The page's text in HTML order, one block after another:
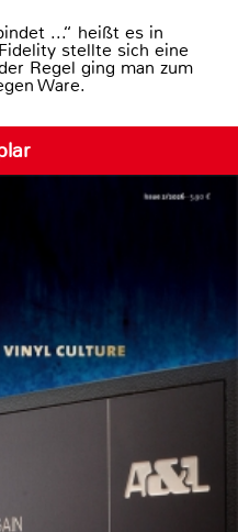
...“ heißt es in
stellte sich eine
Regel ging man zum
Ware.